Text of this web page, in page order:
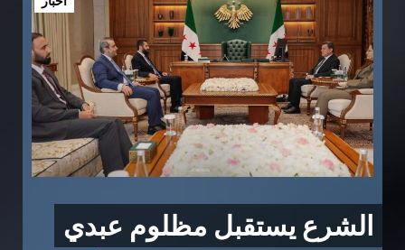
الشرع يستقبل مظلوم عبدي